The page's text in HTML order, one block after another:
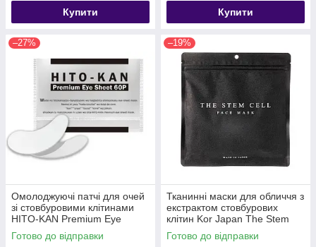
Купити Купити
–27%
Омолоджуючі патчі для очей
зі стовбуровими клітинами
HITO-KAN Premium Eye
Sheet, 60 шт
Готово до відправки
–19%
Тканинні маски для обличчя з
екстрактом стовбурових
клітин Kor Japan The Stem
Cell Face Mask, 30шт
Готово до відправки